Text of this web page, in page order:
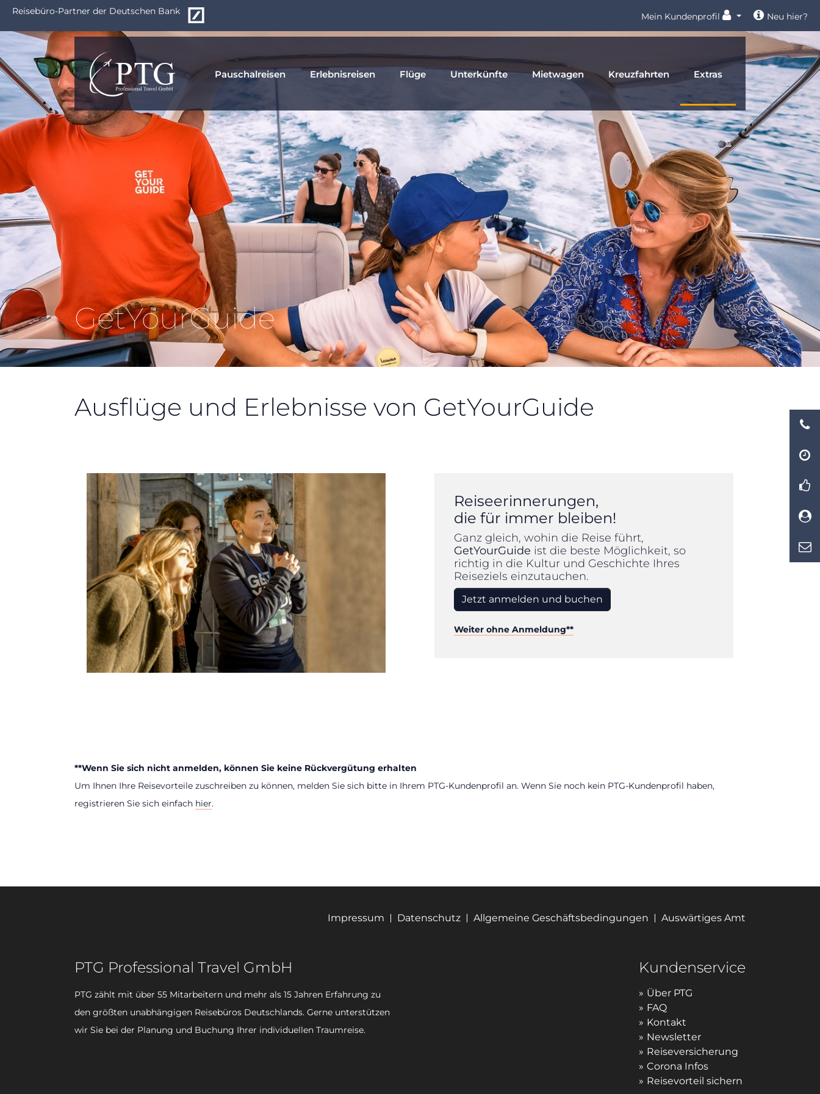
Zum
springen
Reisebüro-Partner der Deutschen Bank Neu hier?
Mein Kundenprofil
Pauschalreisen Erlebnisreisen Flüge Unterkünfte Mietwagen Kreuzfahrten Extras
GetYourGuide
Ausflüge und Erlebnisse von GetYourGuide
Reiseerinnerungen,
die für immer bleiben!
Ganz gleich, wohin die Reise führt,
GetYourGuide ist die beste Möglichkeit, so
richtig in die Kultur und Geschichte Ihres
Reiseziels einzutauchen.
Jetzt anmelden und buchen
Weiter ohne Anmeldung**
**Wenn Sie sich nicht anmelden, können Sie keine Rückvergütung erhalten
Um Ihnen Ihre Reisevorteile zuschreiben zu können, melden Sie sich bitte in Ihrem PTG-Kundenprofil an. Wenn Sie noch kein PTG-Kundenprofil haben,
registrieren Sie sich einfach hier.
Impressum Datenschutz Allgemeine Geschäftsbedingungen Auswärtiges Amt
PTG Professional Travel GmbH
PTG zählt mit über 55 Mitarbeitern und mehr als 15 Jahren Erfahrung zu
den größten unabhängigen Reisebüros Deutschlands. Gerne unterstützen
wir Sie bei der Planung und Buchung Ihrer individuellen Traumreise.
Kundenservice
Über PTG
FAQ
Kontakt
Newsletter
Reiseversicherung
Corona Infos
Reisevorteil sichern